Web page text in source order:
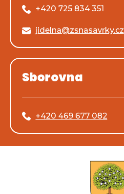
+420 725 834 351
jidelna@zsnasavrky.cz
Sborovna
+420 469 677 082